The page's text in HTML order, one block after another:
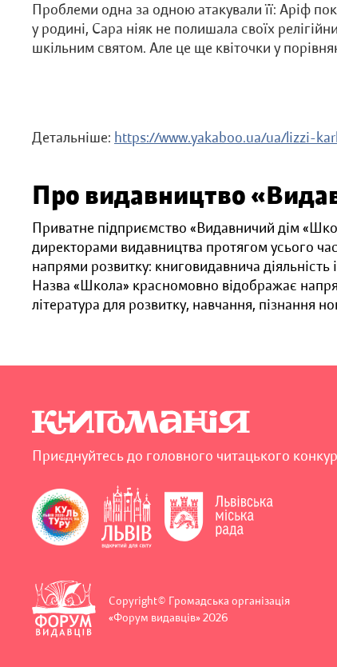
Проблеми одна за одною атакували її: Аріф
у родині, Сара ніяк не полишала своїх
шкільним святом. Але це ще квіточки у
Детальніше: https://www.yakaboo.ua/ua/lizzi-
Про видавництво
Приватне підприємство «Видавничий дім
директорами видавництва протягом усього
напрями розвитку: книговидавнича
Назва «Школа» красномовно відображає
література для розвитку, навчання, пізнання
Приєднуйтесь до головного читацького
Copyright© Громадська організація
«Форум видавців» 2026